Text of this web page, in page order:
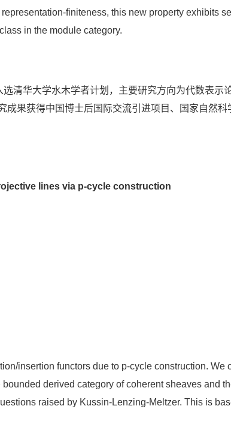
finiteness, this new property exhibits
in the module category.
清华大学水木学者计划，主要研究方向为代数表示
果获得中国博士后国际交流引进项目、国家自然科
lines via p-cycle construction
insertion functors due to p-cycle construction. We
derived category of coherent sheaves and
raised by Kussin-Lenzing-Meltzer. This is